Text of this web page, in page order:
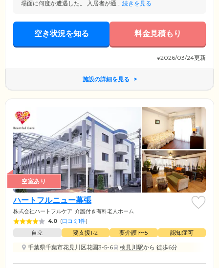
場面に何度か遭遇した。 入居者が通... 続きを見る
空き状況を知る 料金見積もり
※2026/03/24更新
施設の詳細を見る
空室あり
ハートフルニュー幕張
株式会社ハートフルケア 介護付き有料老人ホーム
4.0 (口コミ1件)
自立 要支援1•2 要介護1〜5
認知症可
千葉県千葉市花見川区花園3-5-6
検見川駅から 徒歩6分